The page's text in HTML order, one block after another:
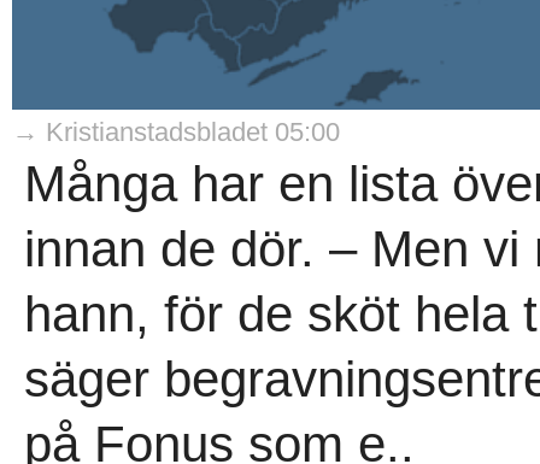
→ Kristianstadsbladet 05:00
Många har en lista
innan de dör. – Men
hann, för de sköt hela
säger
på Fonus som e..